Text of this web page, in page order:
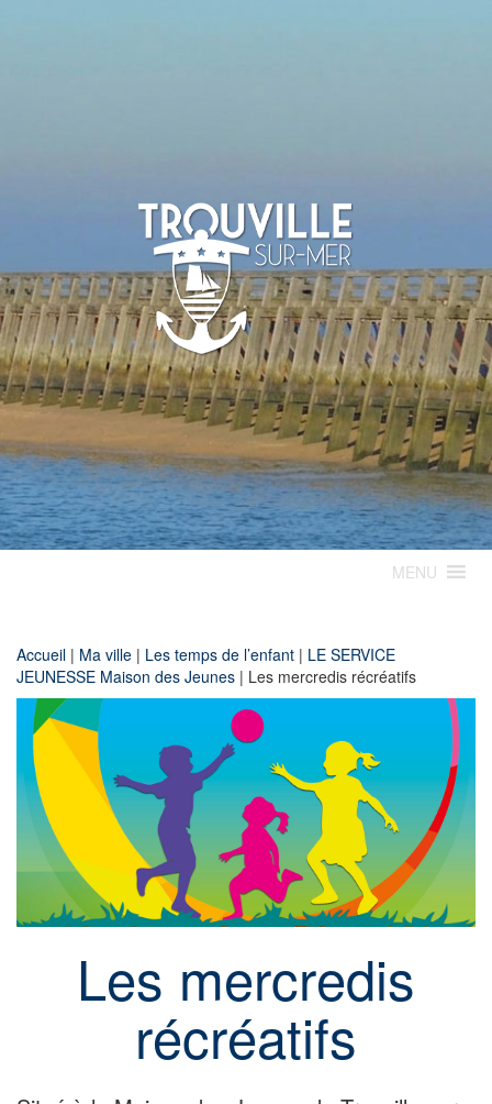
TROUVILLE-
SUR-MER
MENU
Accueil | Ma ville | Les temps de l’enfant | LE SERVICE
JEUNESSE Maison des Jeunes | Les mercredis récréatifs
Les mercredis
récréatifs